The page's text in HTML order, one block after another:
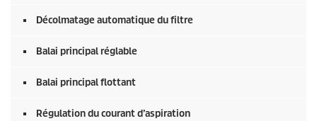
Décolmatage automatique du filtre
Balai principal réglable
Balai principal flottant
Régulation du courant d’aspiration